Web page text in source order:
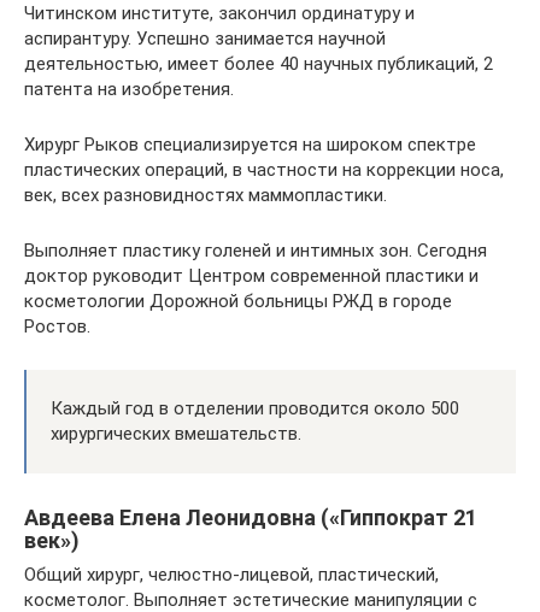
Читинском институте, закончил ординатуру и
аспирантуру. Успешно занимается научной
деятельностью, имеет более 40 научных публикаций, 2
патента на изобретения.
Хирург Рыков специализируется на широком спектре
пластических операций, в частности на коррекции носа,
век, всех разновидностях маммопластики.
Выполняет пластику голеней и интимных зон. Сегодня
доктор руководит Центром современной пластики и
косметологии Дорожной больницы РЖД в городе
Ростов.
Каждый год в отделении проводится около 500
хирургических вмешательств.
Авдеева Елена Леонидовна («Гиппократ 21
век»)
Общий хирург, челюстно-лицевой, пластический,
косметолог. Выполняет эстетические манипуляции с